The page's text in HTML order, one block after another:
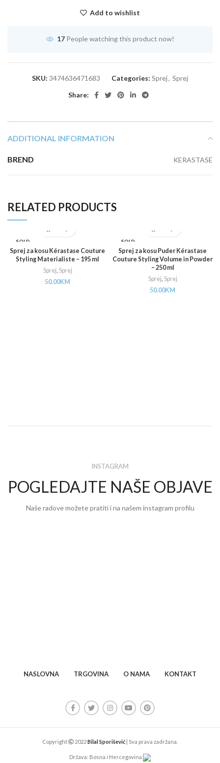
Add to wishlist
17 People watching this product now!
SKU: 3474636471683 Categories: Sprej, Sprej
Share:
ADDITIONAL INFORMATION
BREND KERASTASE
RELATED PRODUCTS
SOLD
OUT
Sprej za kosu Kérastase Couture
Styling Materialiste – 195 ml
Sprej, Sprej
50.00KM
SOLD
OUT
Sprej za kosu Puder Kérastase
Couture Styling Volume in Powder
– 250 ml
Sprej, Sprej
50.00KM
INSTAGRAM
POGLEDAJTE NAŠE OBJAVE
Naše radove možete pratiti i na našem instagram profilu
NASLOVNA TRGOVINA O NAMA KONTAKT
Copyright 2022Bilal Sporišević | Sva prava zadržana.
Država: Bosna i Hercegovina